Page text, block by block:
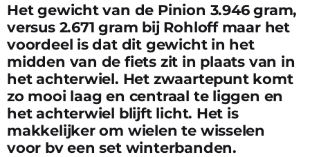
Het gewicht van de Pinion 3.946 gram,
versus 2.671 gram bij Rohloff maar het
voordeel is dat dit gewicht in het
midden van de fiets zit in plaats van in
het achterwiel. Het zwaartepunt komt
zo mooi laag en centraal te liggen en
het achterwiel blijft licht. Het is
makkelijker om wielen te wisselen
voor bv een set winterbanden.